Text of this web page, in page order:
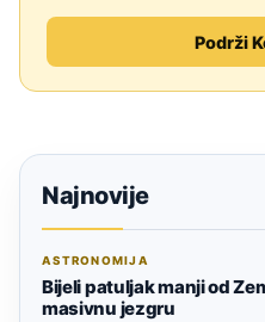
Podrži
Najnovije
ASTRONOMIJA
Bijeli patuljak manji od
masivnu jezgru